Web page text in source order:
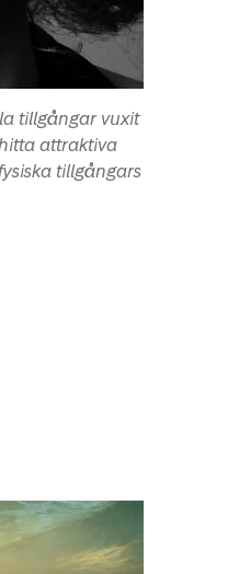
tillgångar vuxit
attraktiva
tillgångars